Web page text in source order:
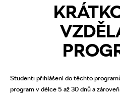
Studenti přihlášení do těchto
program v délce 5 až 30 dnů a